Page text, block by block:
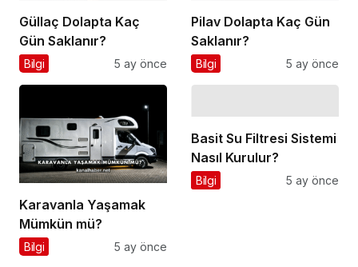
Güllaç Dolapta Kaç
Gün Saklanır?
Bilgi 5 ay önce
Pilav Dolapta Kaç Gün
Saklanır?
Bilgi 5 ay önce
Karavanla Yaşamak
Mümkün mü?
Bilgi 5 ay önce
Basit Su Filtresi Sistemi
Nasıl Kurulur?
Bilgi 5 ay önce